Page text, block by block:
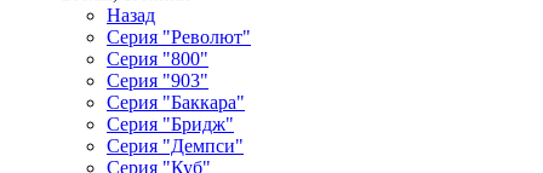
Назад
Серия "Револют"
Серия "800"
Серия "903"
Серия "Баккара"
Серия "Бридж"
Серия "Демпси"
Серия "Куб"